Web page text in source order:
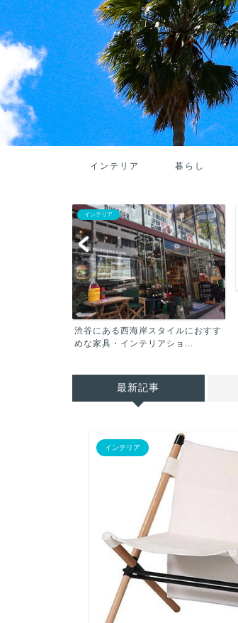
インテリア 暮らし
インテリア
渋谷にある西海岸スタイルにおすす
めな家具・インテリアショ...
最新記事
インテリア